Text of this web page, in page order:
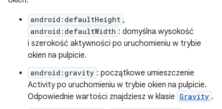
android:defaultHeight ,
android:defaultWidth : domyślna wysokość
i szerokość aktywności po uruchomieniu w trybie
okien na pulpicie.
android:gravity : początkowe umieszczenie
Activity po uruchomieniu w trybie okien na pulpicie.
Odpowiednie wartości znajdziesz w klasie Gravity .